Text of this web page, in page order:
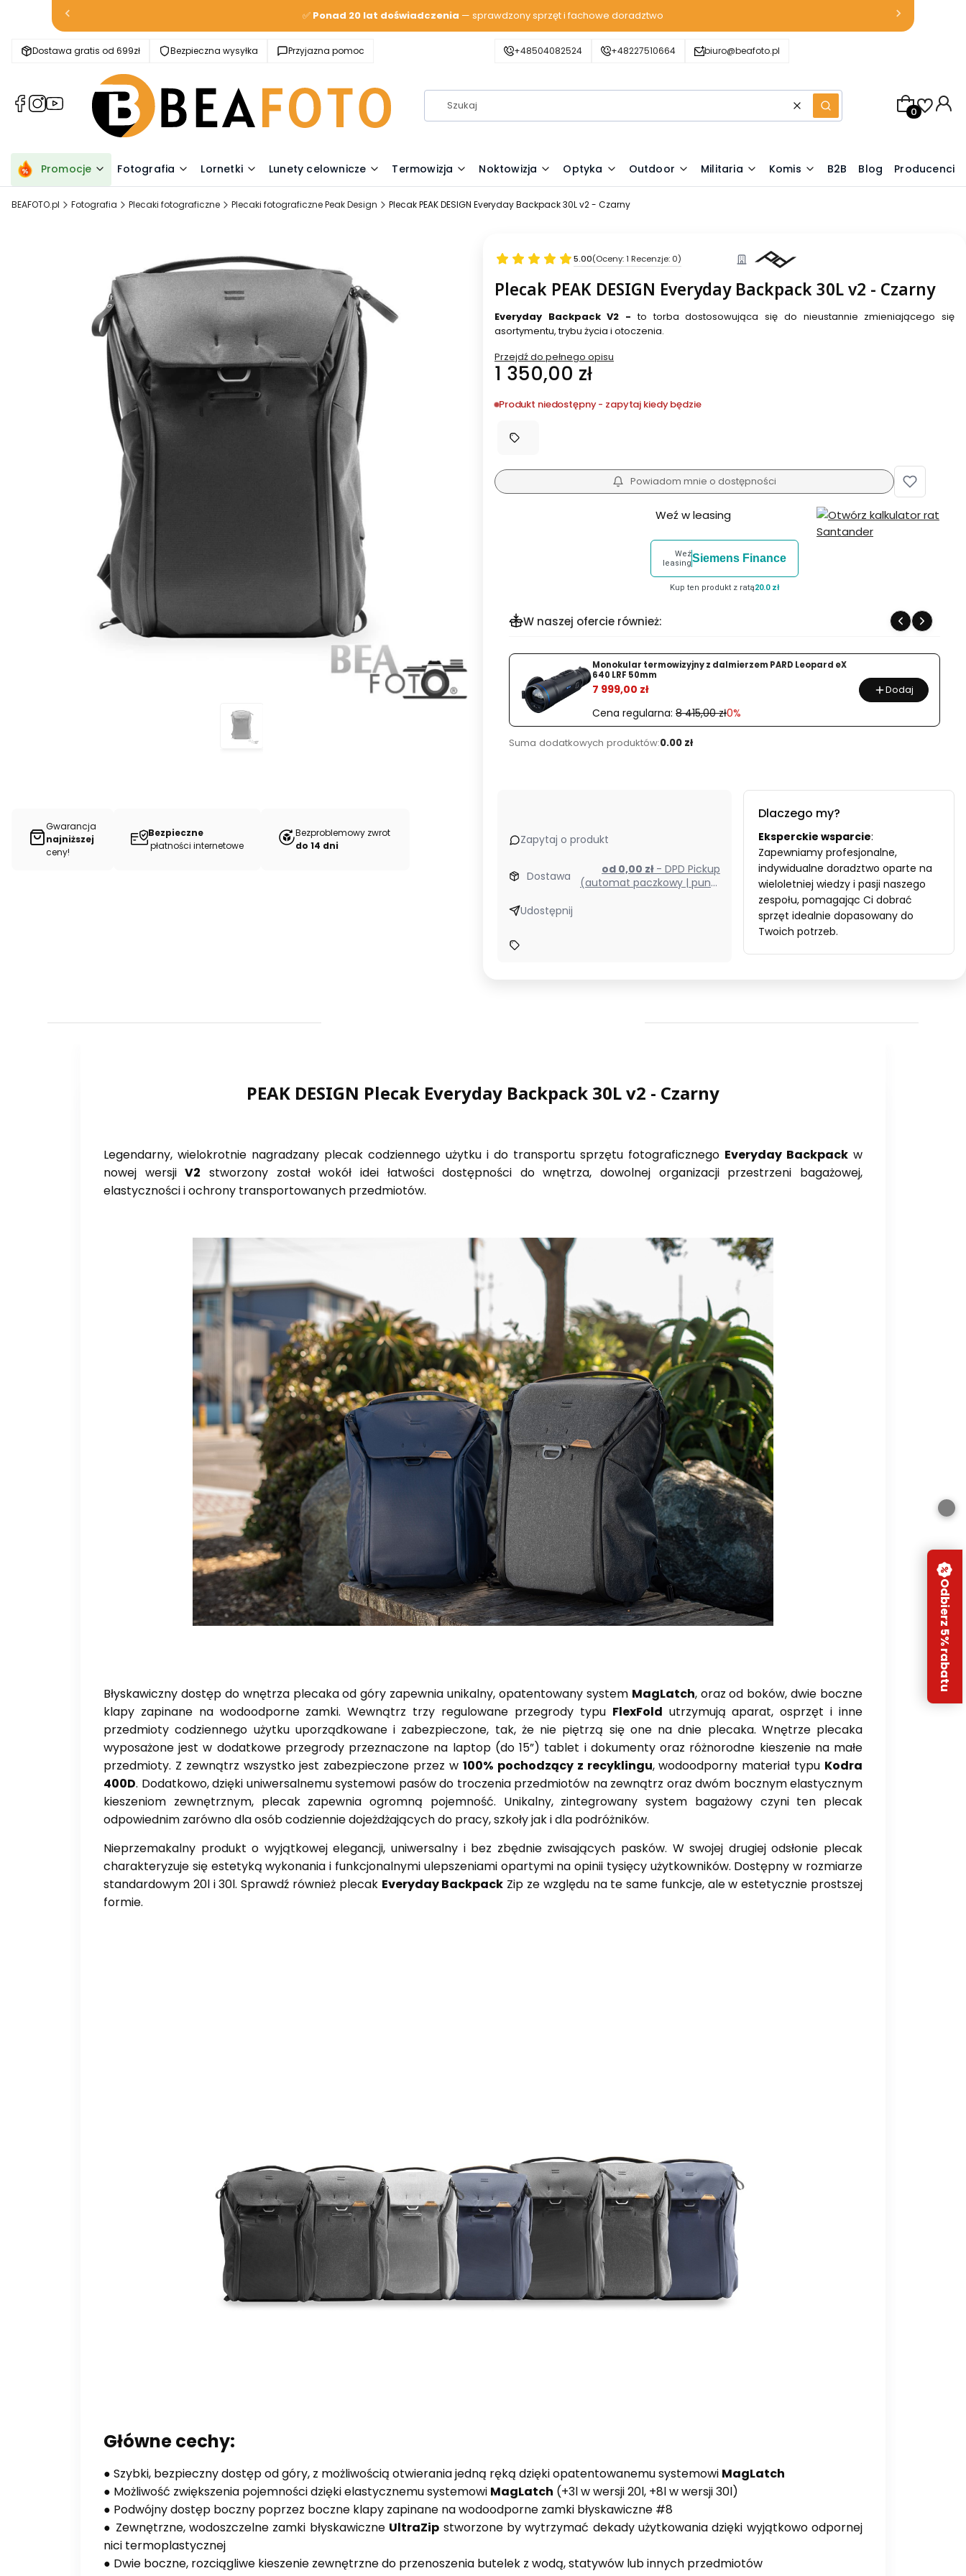
✅ Ponad 20 lat doświadczenia — sprawdzony sprzęt i fachowe doradztwo
Dostawa gratis od 699zł Bezpieczna wysyłka Przyjazna pomoc +48504082524 +48227510664 biuro@beafoto.pl
(Otwiera
karcie)
(Otwiera
karcie)
(Otwiera
karcie)
WyczyśćSzukaj
Produkty w
Promocje Fotografia Lornetki Lunety celownicze Termowizja Noktowizja Optyka Outdoor Militaria Komis B2B Blog Producenci
BEAFOTO.pl Fotografia Plecaki fotograficzne Plecaki fotograficzne Peak Design Plecak PEAK DESIGN Everyday Backpack 30L v2 - Czarny
Gwarancja
najniższej
ceny!
Bezpieczne
płatności internetowe
Bezproblemowy zwrot
do 14 dni
5.00(Oceny: 1 Recenzje: 0)
Plecak PEAK DESIGN Everyday Backpack 30L v2 - Czarny
Everyday Backpack V2 -to torba dostosowująca się do nieustannie zmieniającego się
asortymentu, trybu życia i otoczenia.
Przejdź do pełnego opisu
Cena
1 350,00 zł
Produkt niedostępny - zapytaj kiedy będzie
Powiadom mnie o dostępności
Weź w leasing
Weź
leasingSiemens Finance
Kup ten produkt z ratą20.0 zł
W naszej ofercie również:
%
Monokular termowizyjny z dalmierzem PARD Leopard eX
640 LRF 50mm
7 999,00 zł
Cena regularna: 8 415,00 zł0%
Dodaj
Suma dodatkowych produktów:0.00 zł
Zapytaj o produkt
Dostawa od 0,00 zł - DPD Pickup
(automat paczkowy | punkt
Udostępnij
Dlaczego my?
Eksperckie wsparcie:
Zapewniamy profesjonalne,
indywidualne doradztwo oparte na
wieloletniej wiedzy i pasji naszego
zespołu, pomagając Ci dobrać
sprzęt idealnie dopasowany do
Twoich potrzeb.
PEAK DESIGN Plecak Everyday Backpack 30L v2 - Czarny
Legendarny, wielokrotnie nagradzany plecak codziennego użytku i do transportu sprzętu fotograficznego Everyday Backpack w
nowej wersjiV2 stworzony został wokół idei łatwości dostępności do wnętrza, dowolnej organizacji przestrzeni bagażowej,
elastyczności i ochrony transportowanych przedmiotów.
Błyskawiczny dostęp do wnętrza plecaka od góry zapewnia unikalny, opatentowany system MagLatch, oraz od boków, dwie boczne
klapy zapinane na wodoodporne zamki. Wewnątrz trzy regulowane przegrody typu FlexFold utrzymują aparat, osprzęt i inne
przedmioty codziennego użytku uporządkowane i zabezpieczone, tak, że nie piętrzą się one na dnie plecaka. Wnętrze plecaka
wyposażone jest w dodatkowe przegrody przeznaczone na laptop (do 15”) tablet i dokumenty oraz różnorodne kieszenie na małe
przedmioty. Z zewnątrz wszystko jest zabezpieczone przez w 100% pochodzący z recyklingu, wodoodporny materiał typu Kodra
400D. Dodatkowo, dzięki uniwersalnemu systemowi pasów do troczenia przedmiotów na zewnątrz oraz dwóm bocznym elastycznym
kieszeniom zewnętrznym, plecak zapewnia ogromną pojemność. Unikalny, zintegrowany system bagażowy czyni ten plecak
odpowiednim zarówno dlaosób codziennie dojeżdżających do pracy, szkoły jak i dla podróżników.
Nieprzemakalny produkt o wyjątkowej elegancji, uniwersalny i bez zbędnie zwisających pasków. W swojej drugiej odsłonie plecak
charakteryzuje się estetyką wykonania i funkcjonalnymi ulepszeniami opartymi na opinii tysięcy użytkowników. Dostępny w rozmiarze
standardowym 20l i 30l. Sprawdź również plecak Everyday Backpack Zip ze względu na te same funkcje, ale westetycznie prostszej
formie.
Główne cechy:
● Szybki, bezpieczny dostęp od góry, z możliwością otwierania jedną ręką dziękiopatentowanemu systemowi MagLatch
● Możliwość zwiększenia pojemności dzięki elastycznemu systemowi MagLatch (+3l w wersji 20l, +8l w wersji 30l)
● Podwójny dostęp boczny poprzez boczne klapy zapinane na wodoodporne zamki błyskawiczne #8
● Zewnętrzne, wodoszczelne zamki błyskawiczne UltraZip stworzone by wytrzymać dekady użytkowania dzięki wyjątkowo odpornej
nici termoplastycznej
● Dwie boczne, rozciągliwe kieszenie zewnętrzne do przenoszenia butelek z wodą, statywów lub innych przedmiotów
Odbierz 5% rabatu